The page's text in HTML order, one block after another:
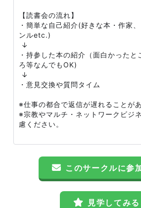
【読書会の流れ】
・簡単な自己紹介(好きな本・作家
ンルetc.)
↓
・持参した本の紹介（面白かったと
ろ等なんでもOK)
↓
・意見交換や質問タイム
※仕事の都合で返信が遅れることが
※宗教やマルチ・ネットワークビジ
慮ください。
このサークルに参
見学してみる